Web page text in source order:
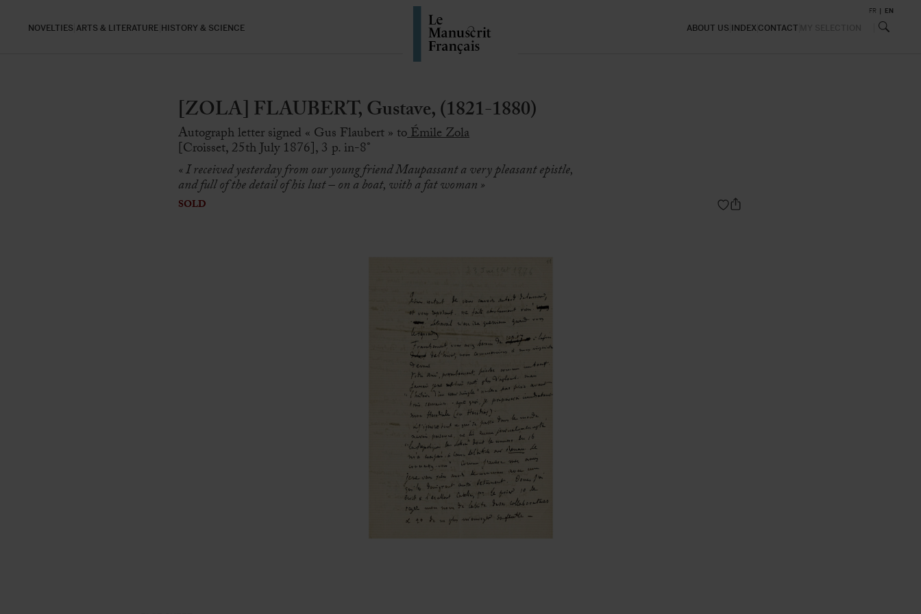
NOVELTIES ARTS & LITERATURE HISTORY & SCIENCE ABOUT US INDEXCONTACT
FR EN
[ZOLA] FLAUBERT, Gustave, (1821-1880)
Autograph letter signed « Gus Flaubert » toÉmile Zola
[Croisset, 25th July 1876], 3 p. in-8°
« I received yesterday from our young friend Maupassant a very pleasant epistle,
and full of the detail of his lust – on a boat, with a fat woman »
SOLD